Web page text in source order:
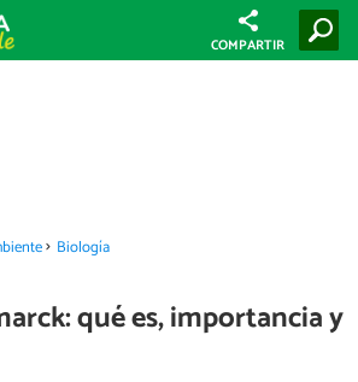
COMPARTIR
Biología
qué es, importancia y